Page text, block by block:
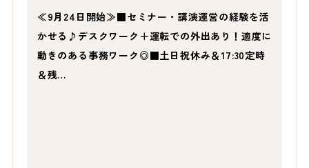
≪9月24日開始≫■セミナー・講演運営の経験を活
かせる♪デスクワーク＋運転での外出あり！適度に
動きのある事務ワーク◎■土日祝休み＆17:30定時
＆残…